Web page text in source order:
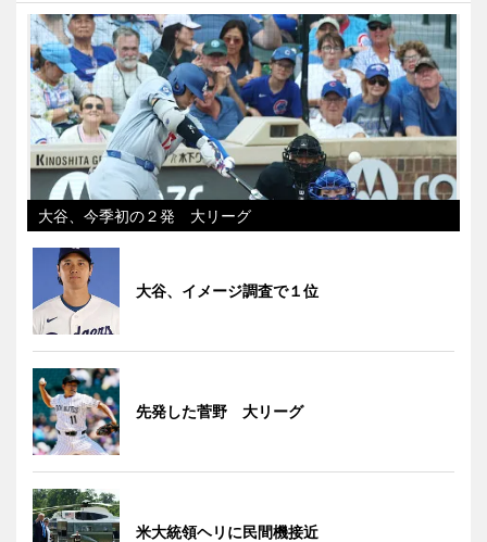
大谷、今季初の２発 大リーグ
大谷、イメージ調査で１位
先発した菅野 大リーグ
米大統領ヘリに民間機接近